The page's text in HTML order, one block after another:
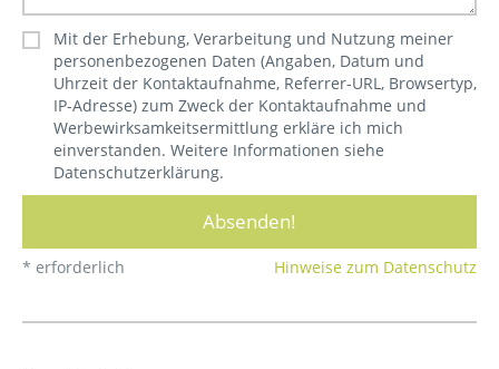
Mit der Erhebung, Verarbeitung und Nutzung meiner
personenbezogenen Daten (Angaben, Datum und
Uhrzeit der Kontaktaufnahme, Referrer-URL, Browsertyp,
IP-Adresse) zum Zweck der Kontaktaufnahme und
Werbewirksamkeitsermittlung erkläre ich mich
einverstanden. Weitere Informationen siehe
Datenschutzerklärung.
Hinweise zum Datenschutz
* erforderlich